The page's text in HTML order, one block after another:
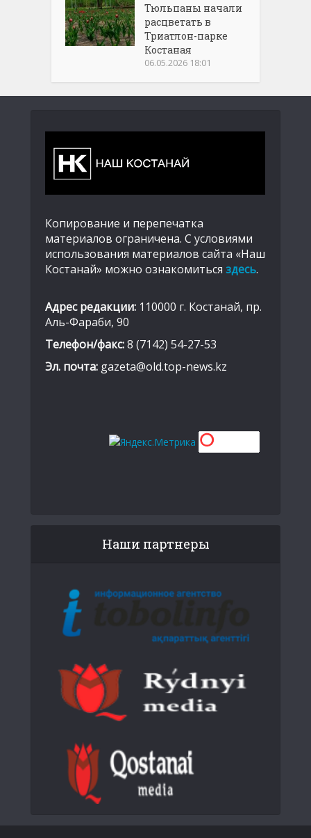
Тюльпаны начали
расцветать в
Триатлон-парке
Костаная
06.05.2026 18:01
Копирование и перепечатка
материалов ограничена. С условиями
использования материалов сайта «Наш
Костанай» можно ознакомиться здесь.
Адрес редакции: 110000 г. Костанай, пр.
Аль-Фараби, 90
Телефон/факс:8 (7142) 54-27-53
Эл. почта: gazeta@old.top-news.kz
Наши партнеры